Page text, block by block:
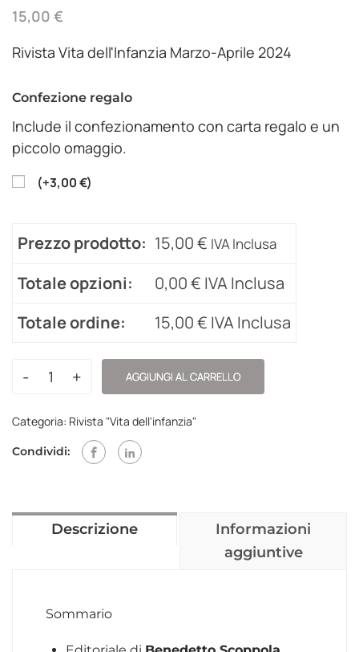
15,00 €
Rivista Vita dell'Infanzia Marzo-Aprile 2024
Confezione regalo
Include il confezionamento con carta regalo e un
piccolo omaggio.
(+3,00€)
Prezzo prodotto: 15,00€ IVA Inclusa
Totale opzioni: 0,00€ IVA Inclusa
Totale ordine:
15,00€ IVA Inclusa
- + AGGIUNGI AL CARRELLO
Categoria: Rivista "Vita dell'infanzia"
Condividi:
Descrizione
Informazioni
aggiuntive
Sommario